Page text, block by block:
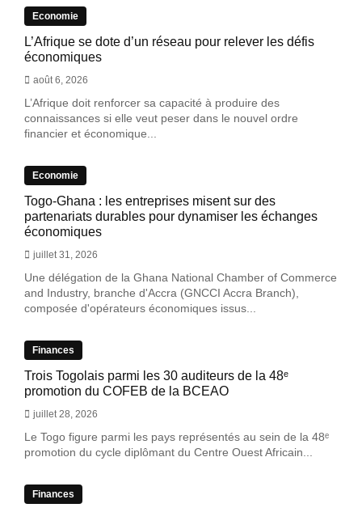
Economie
L’Afrique se dote d’un réseau pour relever les défis
économiques
août 6, 2026
L’Afrique doit renforcer sa capacité à produire des
connaissances si elle veut peser dans le nouvel ordre
financier et économique...
Economie
Togo-Ghana : les entreprises misent sur des
partenariats durables pour dynamiser les échanges
économiques
juillet 31, 2026
Une délégation de la Ghana National Chamber of Commerce
and Industry, branche d'Accra (GNCCI Accra Branch),
composée d'opérateurs économiques issus...
Finances
Trois Togolais parmi les 30 auditeurs de la 48ᵉ
promotion du COFEB de la BCEAO
juillet 28, 2026
Le Togo figure parmi les pays représentés au sein de la 48ᵉ
promotion du cycle diplômant du Centre Ouest Africain...
Finances